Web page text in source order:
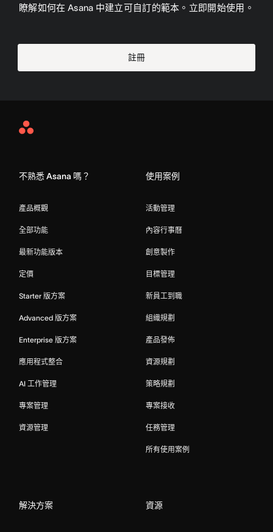
瞭解如何在 Asana 中建立可自訂的範本。立即開始使用。
註冊
Asana
不熟悉 Asana 嗎？
產品概觀
全部功能
最新功能版本
定價
Starter 版方案
Advanced 版方案
Enterprise 版方案
應用程式整合
AI 工作管理
專案管理
資源管理
使用案例
活動管理
內容行事曆
創意製作
目標管理
新員工到職
組織規劃
產品發佈
資源規劃
策略規劃
專案接收
任務管理
所有使用案例
解決方案 資源